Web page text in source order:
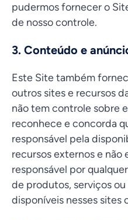
pudermos fornecer o
de nosso controle.
3. Conteúdo e
Este Site também
outros sites e recursos
não tem controle sobre
reconhece e concorda
responsável pela
recursos externos e não
responsável por
de produtos, serviços
disponíveis nesses sites